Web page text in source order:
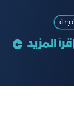
جدة
إقرأ المزيد